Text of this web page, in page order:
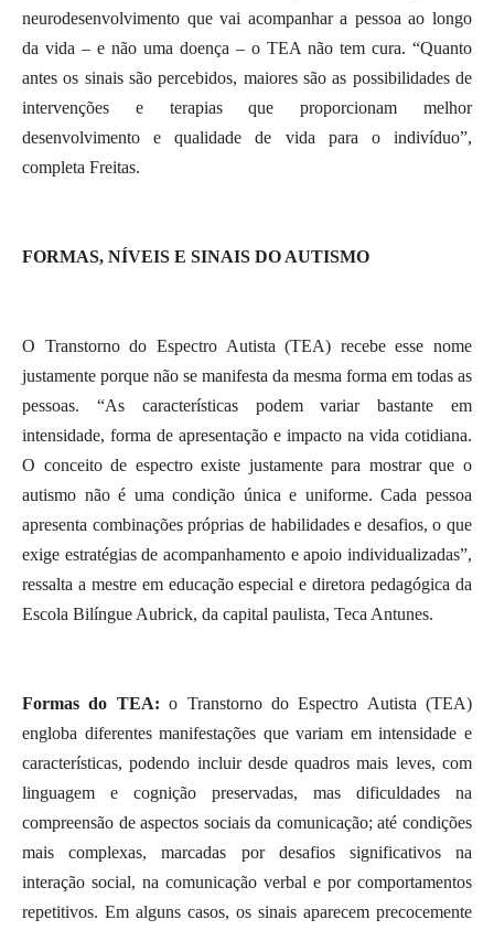
neurodesenvolvimento que vai acompanhar a pessoa ao longo
da vida – e não uma doença – o TEA não tem cura. “Quanto
antes os sinais são percebidos, maiores são as possibilidades de
intervenções e terapias que proporcionam melhor
desenvolvimento e qualidade de vida para o indivíduo”,
completa Freitas.
FORMAS, NÍVEIS E SINAIS DO AUTISMO
O Transtorno do Espectro Autista (TEA) recebe esse nome
justamente porque não se manifesta da mesma forma em todas as
pessoas. “As características podem variar bastante em
intensidade, forma de apresentação e impacto na vida cotidiana.
O conceito de espectro existe justamente para mostrar que o
autismo não é uma condição única e uniforme. Cada pessoa
apresenta combinações próprias de habilidades e desafios, o que
exige estratégias de acompanhamento e apoio individualizadas”,
ressalta a mestre em educação especial e diretora pedagógica da
Escola Bilíngue Aubrick, da capital paulista, Teca Antunes.
Formas do TEA: o Transtorno do Espectro Autista (TEA)
engloba diferentes manifestações que variam em intensidade e
características, podendo incluir desde quadros mais leves, com
linguagem e cognição preservadas, mas dificuldades na
compreensão de aspectos sociais da comunicação; até condições
mais complexas, marcadas por desafios significativos na
interação social, na comunicação verbal e por comportamentos
repetitivos. Em alguns casos, os sinais aparecem precocemente